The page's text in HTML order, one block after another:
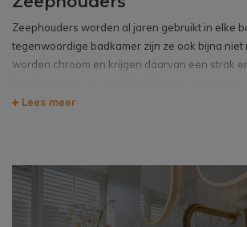
Zeephouders worden al jaren gebruikt in elke
tegenwoordige badkamer zijn ze ook bijna niet
worden chroom en krijgen daarvan een strak
goed design.
zeephouders lang mee en blijven ze lang mooi.
Lees meer